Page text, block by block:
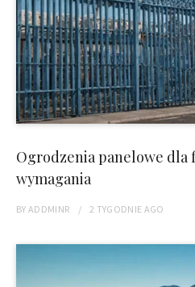
Ogrodzenia panelowe dla
wymagania
BYADDMINR 2 TYGODNIE AGO